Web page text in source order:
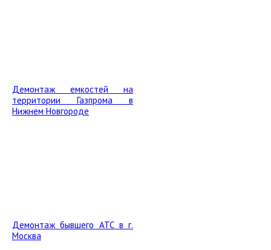
Демонтаж емкостей на
территории Газпрома в
Нижнем Новгороде
Демонтаж бывшего АТС в г.
Москва